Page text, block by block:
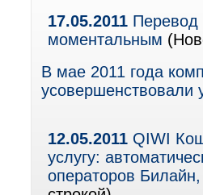
17.05.2011 Перевод
моментальным
В мае 2011 года
усовершенствовали
12.05.2011 QIWI
услугу:
операторов